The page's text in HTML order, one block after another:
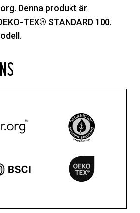
Denna produkt är
TEX® STANDARD 100.